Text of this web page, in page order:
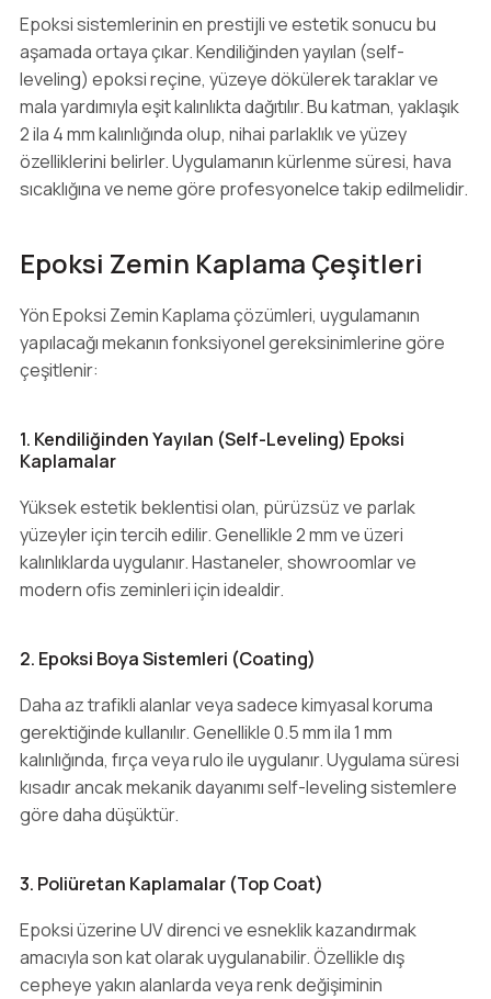
Epoksi sistemlerinin en prestijli ve estetik sonucu bu
aşamada ortaya çıkar. Kendiliğinden yayılan (self-
leveling) epoksi reçine, yüzeye dökülerek taraklar ve
mala yardımıyla eşit kalınlıkta dağıtılır. Bu katman, yaklaşık
2 ila 4 mm kalınlığında olup, nihai parlaklık ve yüzey
özelliklerini belirler. Uygulamanın kürlenme süresi, hava
sıcaklığına ve neme göre profesyonelce takip edilmelidir.
Epoksi Zemin Kaplama Çeşitleri
Yön Epoksi Zemin Kaplama çözümleri, uygulamanın
yapılacağı mekanın fonksiyonel gereksinimlerine göre
çeşitlenir:
1. Kendiliğinden Yayılan (Self-Leveling) Epoksi
Kaplamalar
Yüksek estetik beklentisi olan, pürüzsüz ve parlak
yüzeyler için tercih edilir. Genellikle 2 mm ve üzeri
kalınlıklarda uygulanır. Hastaneler, showroomlar ve
modern ofis zeminleri için idealdir.
2. Epoksi Boya Sistemleri (Coating)
Daha az trafikli alanlar veya sadece kimyasal koruma
gerektiğinde kullanılır. Genellikle 0.5 mm ila 1 mm
kalınlığında, fırça veya rulo ile uygulanır. Uygulama süresi
kısadır ancak mekanik dayanımı self-leveling sistemlere
göre daha düşüktür.
3. Poliüretan Kaplamalar (Top Coat)
Epoksi üzerine UV direnci ve esneklik kazandırmak
amacıyla son kat olarak uygulanabilir. Özellikle dış
cepheye yakın alanlarda veya renk değişiminin